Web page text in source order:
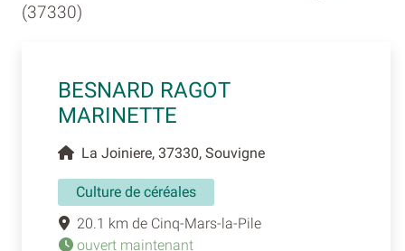
(37330)
BESNARD RAGOT
MARINETTE
La Joiniere, 37330, Souvigne
Culture de céréales
20.1 km de Cinq-Mars-la-Pile
ouvert maintenant